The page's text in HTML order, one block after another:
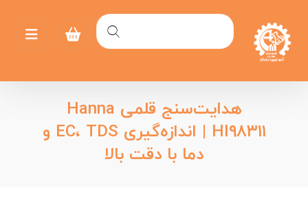
هدایت‌سنج قلمی Hanna
HI۹۸۳۱۱ | اندازه‌گیری EC، TDS و
دما با دقت بالا